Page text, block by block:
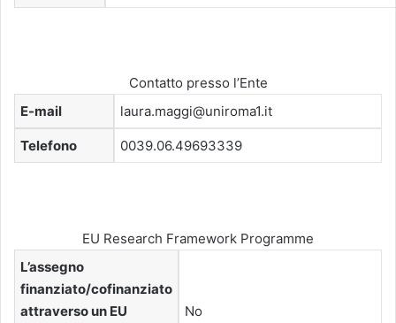
Contatto presso l’Ente
E-mail
laura.maggi@uniroma1.it
Telefono 0039.06.49693339
EU Research Framework Programme
L’assegno
finanziato/cofinanziato
attraverso un EU
No